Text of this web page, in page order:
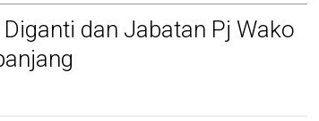
dan Jabatan Pj Wako